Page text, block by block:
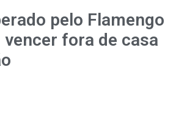
pelo Flamengo
vencer fora de casa